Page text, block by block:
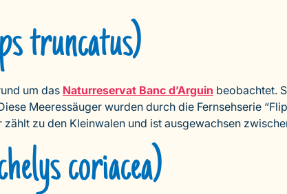
truncatus)
um das Naturreservat Banc d’Arguin beobachtet.
Meeressäuger wurden durch die Fernsehserie
zu den Kleinwalen und ist ausgewachsen
coriacea)